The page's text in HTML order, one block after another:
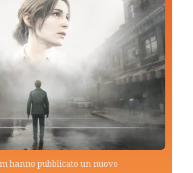
hanno pubblicato un nuovo